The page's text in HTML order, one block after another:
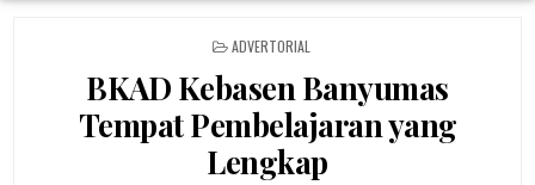
POSTED IN
ADVERTORIAL
BKAD Kebasen Banyumas
Tempat Pembelajaran yang
Lengkap